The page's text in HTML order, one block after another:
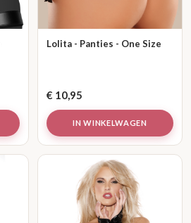
Lolita - Panties - One Size
€ 10,95
IN WINKELWAGEN